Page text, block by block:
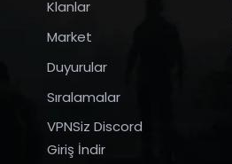
Klanlar
Market
Duyurular
Sıralamalar
VPNSiz Discord
Giriş İndir